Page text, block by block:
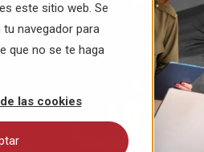
este sitio web. Se
navegador para
que no se te haga
las cookies